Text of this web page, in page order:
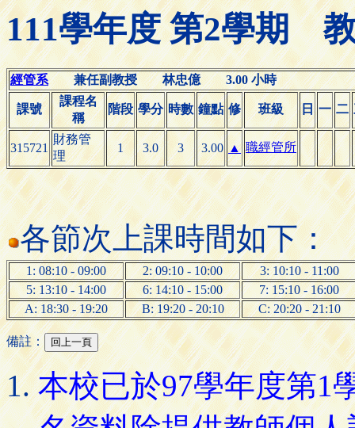
111學年度 第2學期
經管系兼任副教授 林忠億 3.00 小時
課號
課程名
稱
階段 學分 時數 鐘點 修 班級 日 一 二
315721
財務管
理
1 3.0 3 3.00 ▲ 職經管所
各節次上課時間如下：
1: 08:10 - 09:00 2: 09:10 - 10:00
3: 10:10 - 11:00
5: 13:10 - 14:00
6: 14:10 - 15:00
7: 15:10 - 16:00
A: 18:30 - 19:20
B: 19:20 - 20:10 C: 20:20 - 21:10
備註：
本校已於97學年度第1